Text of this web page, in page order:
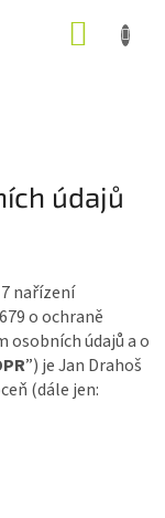
údajů
nařízení
o ochraně
osobních údajů a o
”) je Jan Drahoš
(dále jen: